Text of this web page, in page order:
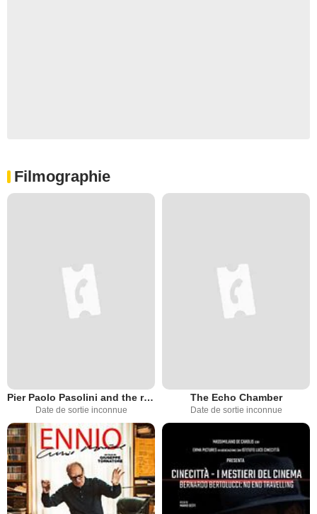
Filmographie
Pier Paolo Pasolini and the reason of a dream
Date de sortie inconnue
The Echo Chamber
Date de sortie inconnue